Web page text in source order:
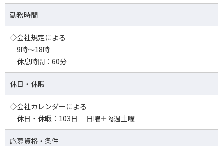
勤務時間
◇会社規定による
9時～18時
休息時間：60分
休日・休暇
◇会社カレンダーによる
休日・休暇：103日 日曜＋隔週土曜
応募資格・条件